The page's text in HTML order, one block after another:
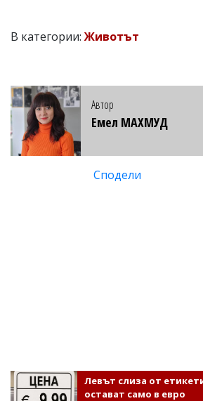
В категории:Животът
Автор
Емел МАХМУД
Сподели
Левът слиза от
остават само в евро